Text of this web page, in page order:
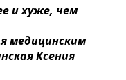
и хуже, чем
медицинским
Ксения